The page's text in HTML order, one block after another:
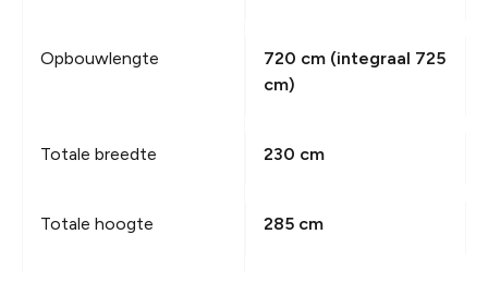
Opbouwlengte
720 cm (integraal 725
cm)
Totale breedte 230 cm
Totale hoogte 285 cm